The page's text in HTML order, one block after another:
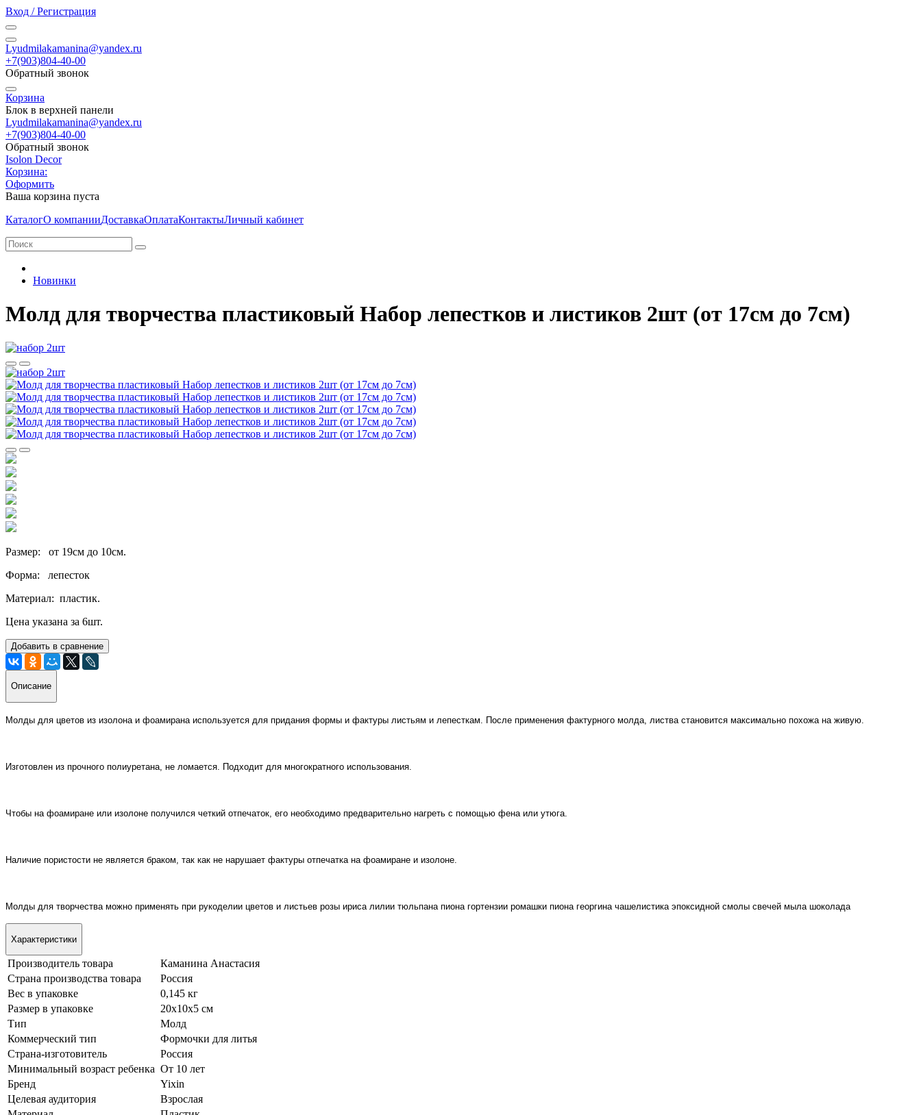
Вход / Регистрация
Lyudmilakamanina@yandex.ru
+7(903)804-40-00
Обратный звонок
Корзина
Блок в верхней панели
Lyudmilakamanina@yandex.ru
+7(903)804-40-00
Обратный звонок
Isolon Decor
Корзина:
Оформить
Ваша корзина пуста
КаталогО компанииДоставкаОплатаКонтактыЛичный кабинет
Новинки
Молд для творчества пластиковый Набор лепестков и листиков 2шт (от 17см до 7см)
Размер: от 19см до 10см.
Форма: лепесток
Материал: пластик.
Цена указана за 6шт.
Добавить в сравнение
Описание
Молды для цветов из изолона и фоамирана используется для придания формы и фактуры листьям и лепесткам. После применения фактурного молда, листва становится максимально похожа на живую.
Изготовлен из прочного полиуретана, не ломается. Подходит для многократного использования.
Чтобы на фоамиране или изолоне получился четкий отпечаток, его необходимо предварительно нагреть с помощью фена или утюга.
Наличие пористости не является браком, так как не нарушает фактуры отпечатка на фоамиране и изолоне.
Молды для творчества можно применять при рукоделии цветов и листьев розы ириса лилии тюльпана пиона гортензии ромашки пиона георгина чашелистика эпоксидной смолы свечей мыла шоколада
Характеристики
Производитель товара
Каманина Анастасия
Страна производства товара
Россия
Вес в упаковке
0,145 кг
Размер в упаковке
20х10х5 см
Тип
Молд
Коммерческий тип
Формочки для литья
Страна-изготовитель
Россия
Минимальный возраст ребенка От 10 лет
Бренд
Yixin
Целевая аудитория
Взрослая